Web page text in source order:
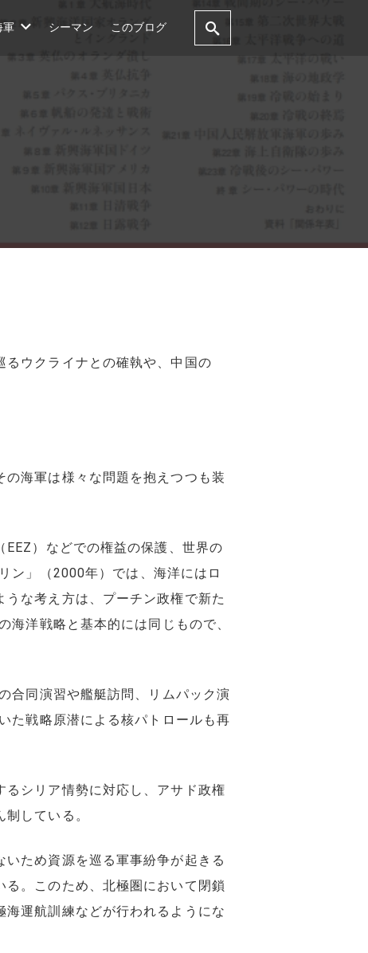
軍 シーマン このブログ
ウクライナとの確執や、中国の
海軍は様々な問題を抱えつつも装
）などでの権益の保護、世界の
ン」（2000年）では、海洋にはロ
な考え方は、プーチン政権で新た
洋戦略と基本的には同じもので、
合同演習や艦艇訪問、リムパック演
た戦略原潜による核パトロールも再
シリア情勢に対応し、アサド政権
している。
ため資源を巡る軍事紛争が起きる
。このため、北極圏において閉鎖
運航訓練などが行われるようにな